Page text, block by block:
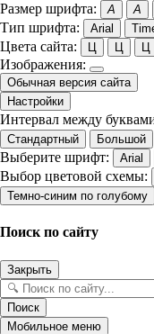
Размер шрифта: A A
Тип шрифта: Arial
Цвета сайта: Ц Ц Ц
Изображения:
Обычная версия сайта
Настройки
Интервал между
Стандартный
Большой
Выберите шрифт: Arial
Выбор цветовой схемы:
Темно-синим по голубому
Поиск по сайту
Закрыть
Поиск
Мобильное меню